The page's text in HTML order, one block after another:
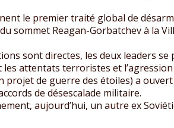
le premier traité global de
sommet Reagan-Gorbatchev à la
sont directes, les deux leaders se
attentats terroristes et
projet de guerre des étoiles) a
de désescalade militaire.
aujourd’hui, un autre ex